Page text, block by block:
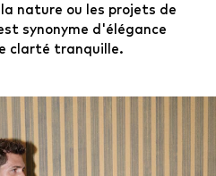
nature ou les projets de
synonyme d'élégance
clarté tranquille.